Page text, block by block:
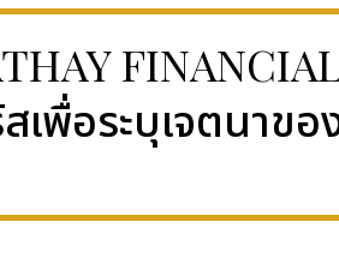
เพื่อระบุเจตนาขอ